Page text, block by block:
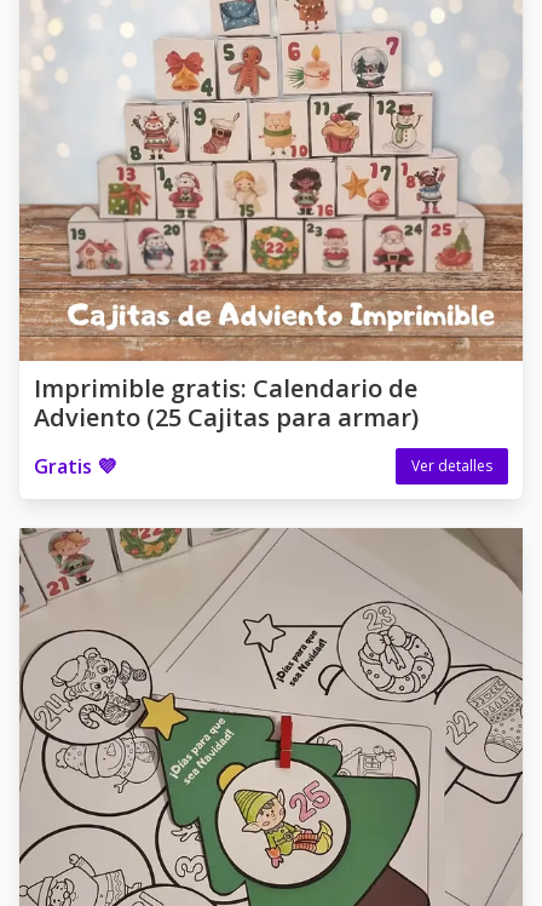
Imprimible gratis: Calendario de
Adviento (25 Cajitas para armar)
Gratis 💜 Ver detalles